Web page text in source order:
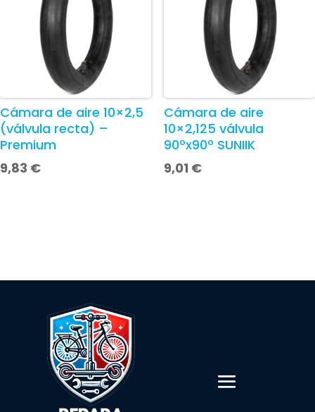
Cámara de aire 10×2,5
(válvula recta) –
Premium
9,83 €
Cámara de aire
10×2,125 válvula
90ºx90º SUNIIK
9,01 €